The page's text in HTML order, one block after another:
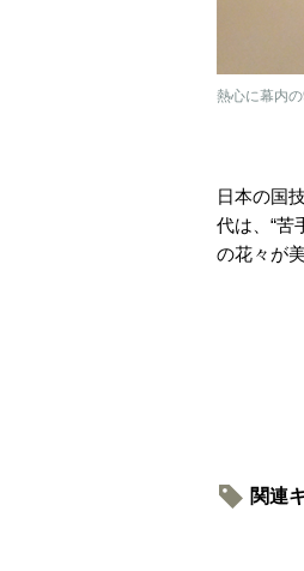
熱心に幕内の
日本の国
代は、“苦
の花々が
関連